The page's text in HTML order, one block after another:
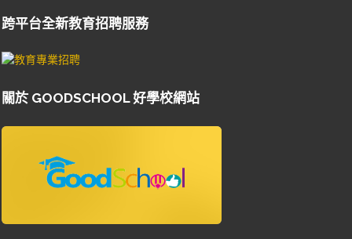
跨平台全新教育招聘服務
關於 GOODSCHOOL 好學校網站